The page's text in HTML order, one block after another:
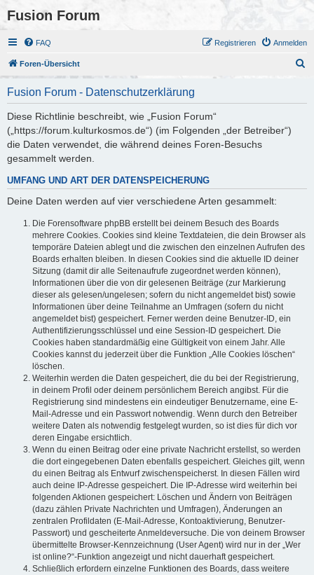
Fusion Forum
FAQ Anmelden
Registrieren
Foren-Übersicht
Fusion Forum - Datenschutzerklärung
Diese Richtlinie beschreibt, wie „Fusion Forum“
(„https://forum.kulturkosmos.de“) (im Folgenden „der Betreiber“)
die Daten verwendet, die während deines Foren-Besuchs
gesammelt werden.
UMFANG UND ART DER DATENSPEICHERUNG
Deine Daten werden auf vier verschiedene Arten gesammelt:
Die Forensoftware phpBB erstellt bei deinem Besuch des Boards
mehrere Cookies. Cookies sind kleine Textdateien, die dein Browser als
temporäre Dateien ablegt und die zwischen den einzelnen Aufrufen des
Boards erhalten bleiben. In diesen Cookies sind die aktuelle ID deiner
Sitzung (damit dir alle Seitenaufrufe zugeordnet werden können),
Informationen über die von dir gelesenen Beiträge (zur Markierung
dieser als gelesen/ungelesen; sofern du nicht angemeldet bist) sowie
Informationen über deine Teilnahme an Umfragen (sofern du nicht
angemeldet bist) gespeichert. Ferner werden deine Benutzer-ID, ein
Authentifizierungsschlüssel und eine Session-ID gespeichert. Die
Cookies haben standardmäßig eine Gültigkeit von einem Jahr. Alle
Cookies kannst du jederzeit über die Funktion „Alle Cookies löschen“
löschen.
Weiterhin werden die Daten gespeichert, die du bei der Registrierung,
in deinem Profil oder deinem persönlichem Bereich angibst. Für die
Registrierung sind mindestens ein eindeutiger Benutzername, eine E-
Mail-Adresse und ein Passwort notwendig. Wenn durch den Betreiber
weitere Daten als notwendig festgelegt wurden, so ist dies für dich vor
deren Eingabe ersichtlich.
Wenn du einen Beitrag oder eine private Nachricht erstellst, so werden
die dort eingegebenen Daten ebenfalls gespeichert. Gleiches gilt, wenn
du einen Beitrag als Entwurf zwischenspeicherst. In diesen Fällen wird
auch deine IP-Adresse gespeichert. Die IP-Adresse wird weiterhin bei
folgenden Aktionen gespeichert: Löschen und Ändern von Beiträgen
(dazu zählen Private Nachrichten und Umfragen), Änderungen an
zentralen Profildaten (E-Mail-Adresse, Kontoaktivierung, Benutzer-
Passwort) und gescheiterte Anmeldeversuche. Die von deinem Browser
übermittelte Browser-Kennzeichnung (User Agent) wird nur in der „Wer
ist online?“-Funktion angezeigt und nicht dauerhaft gespeichert.
Schließlich erfordern einzelne Funktionen des Boards, dass weitere